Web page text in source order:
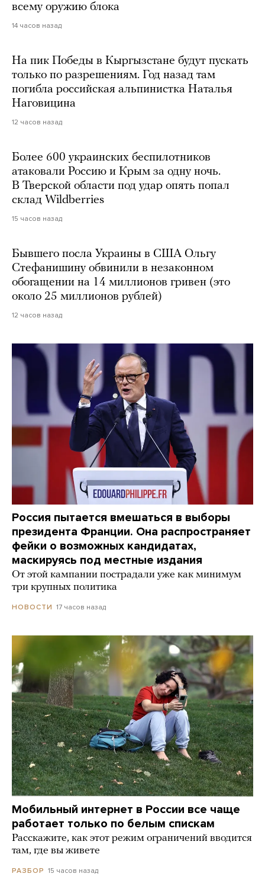
всему оружию блока
14 часов назад
На пик Победы в Кыргызстане будут пускать
только по разрешениям. Год назад там
погибла российская альпинистка Наталья
Наговицина
12 часов назад
Более 600 украинских беспилотников
атаковали Россию и Крым за одну ночь.
В Тверской области под удар опять попал
склад Wildberries
15 часов назад
Бывшего посла Украины в США Ольгу
Стефанишину обвинили в незаконном
обогащении на 14 миллионов гривен (это
около 25 миллионов рублей)
12 часов назад
Россия пытается вмешаться в выборы
президента Франции. Она распространяет
фейки о возможных кандидатах,
маскируясь под местные издания
От этой кампании пострадали уже как минимум
три крупных политика
НОВОСТИ 17 часов назад
Мобильный интернет в России все чаще
работает только по белым спискам
Расскажите, как этот режим ограничений вводится
там, где вы живете
РАЗБОР 15 часов назад